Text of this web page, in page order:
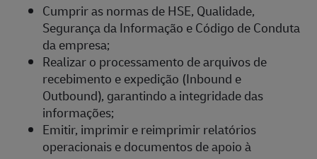
Cumprir as normas de HSE, Qualidade,
Segurança da Informação e Código de Conduta
da empresa;
Realizar o processamento de arquivos de
recebimento e expedição (Inbound e
Outbound), garantindo a integridade das
informações;
Emitir, imprimir e reimprimir relatórios
operacionais e documentos de apoio à